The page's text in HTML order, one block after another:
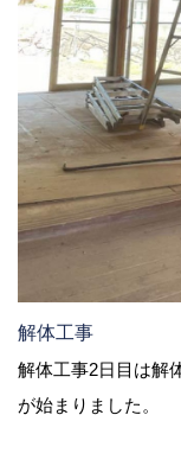
解体工事
解体工事2日目は解
が始まりました。